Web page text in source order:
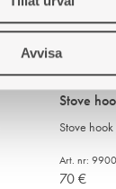
Avvisa
72€
Stove
Stove
Art. nr:
70€